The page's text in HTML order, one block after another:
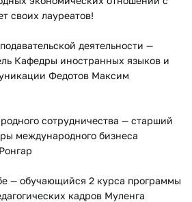
своих лауреатов!
деятельности —
Кафедры иностранных языков и
Федотов Максим
сотрудничества — старший
международного бизнеса
— обучающийся 2 курса программы
кадров Муленга